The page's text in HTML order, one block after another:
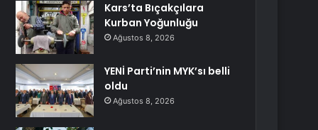
Kars’ta Bıçakçılara
Kurban Yoğunluğu
Ağustos 8, 2026
YENİ Parti’nin MYK’sı belli
oldu
Ağustos 8, 2026